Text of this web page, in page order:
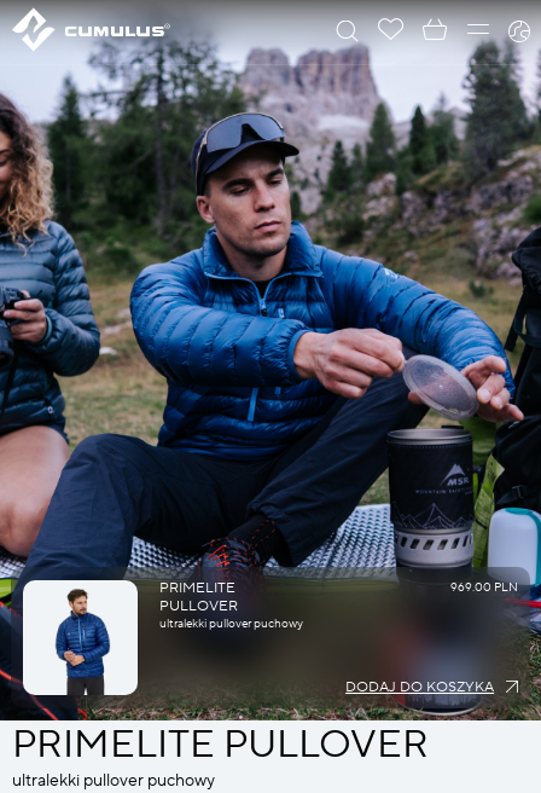
PRIMELITE
PULLOVER
ultralekki pullover puchowy
969.00 PLN
DODAJ DO KOSZYKA
PRIMELITE PULLOVER
ultralekki pullover puchowy